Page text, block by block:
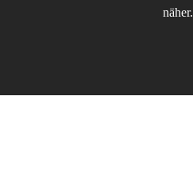
näher.